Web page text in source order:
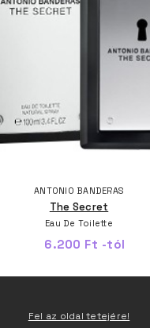
ANTONIO BANDERAS
The Secret
Eau De Toilette
6.200 Ft -tól
Fel az oldal tetejére!